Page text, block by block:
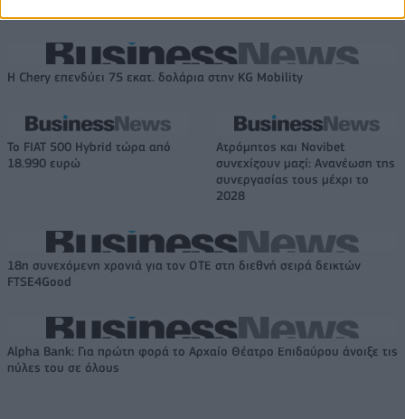
Η Chery επενδύει 75 εκατ. δολάρια στην KG Mobility
Το FIAT 500 Hybrid τώρα από
18.990 ευρώ
Ατρόμητος και Novibet
συνεχίζουν μαζί: Ανανέωση της
συνεργασίας τους μέχρι το
2028
18η συνεχόμενη χρονιά για τον ΟΤΕ στη διεθνή σειρά δεικτών
FTSE4Good
Alpha Bank: Για πρώτη φορά το Αρχαίο Θέατρο Επιδαύρου άνοιξε τις
πύλες του σε όλους